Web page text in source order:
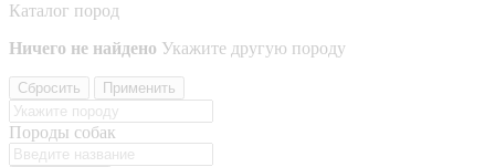
Каталог пород
Ничего не найдено Укажите другую породу
Сбросить Применить
Породы собак